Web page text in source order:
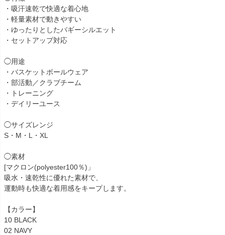
・吸汗速乾で快適な着心地
・軽量素材で動きやすい
・ゆったりとしたバギーシルエット
・セットアップ対応
◯用途
・バスケットボールウェア
・部活動／クラブチーム
・トレーニング
・デイリーユース
◯サイズレンジ
S・M・L・XL
◯素材
[マクロン(polyester100％)」
吸水・速乾性に優れた素材で、
運動時も快適な着用感をキープします。
【カラー】
10 BLACK
02 NAVY